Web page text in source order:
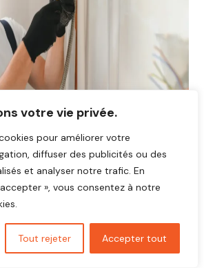
votre vie privée.
pour améliorer votre
diffuser des publicités ou des
et analyser notre trafic. En
», vous consentez à notre
Tout rejeter Accepter tout
95410
fiable et réactif dans
de nos clients satisfaits qui ont
rapides, soignées et au juste prix.